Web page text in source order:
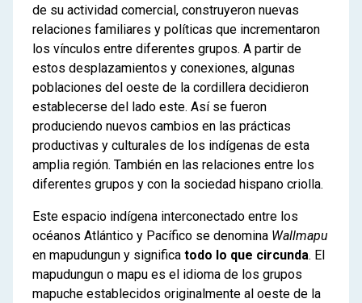
de su actividad comercial, construyeron nuevas
relaciones familiares y políticas que incrementaron
los vínculos entre diferentes grupos. A partir de
estos desplazamientos y conexiones, algunas
poblaciones del oeste de la cordillera decidieron
establecerse del lado este. Así se fueron
produciendo nuevos cambios en las prácticas
productivas y culturales de los indígenas de esta
amplia región. También en las relaciones entre los
diferentes grupos y con la sociedad hispano criolla.
Este espacio indígena interconectado entre los
océanos Atlántico y Pacífico se denomina Wallmapu
en mapudungun y significa todo lo que circunda. El
mapudungun o mapu es el idioma de los grupos
mapuche establecidos originalmente al oeste de la